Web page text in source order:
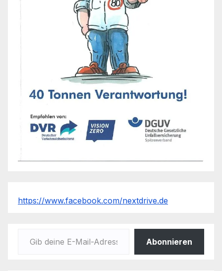
https://www.facebook.com/nextdrive.de
Abonnieren